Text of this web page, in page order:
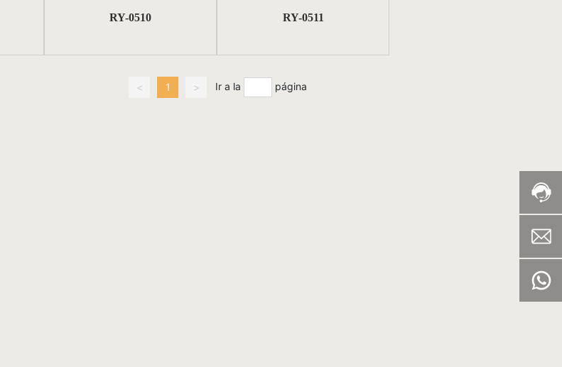
RY-0510 RY-0511
< 1 > Ir a la página